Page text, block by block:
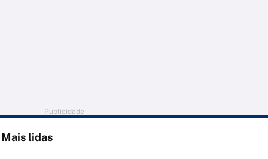
Publicidade
Mais lidas